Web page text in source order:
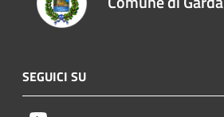
SEGUICI SU